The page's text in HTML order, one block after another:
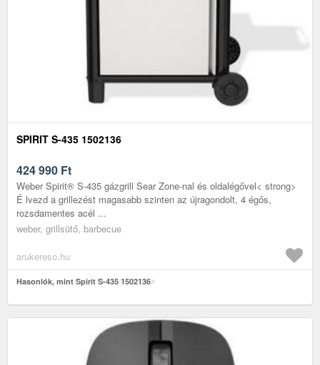
SPIRIT S-435 1502136
424 990 Ft
Weber Spirit® S-435 gázgrill Sear Zone-nal és oldalégővel< strong>
É lvezd a grillezést magasabb szinten az újragondolt, 4 égős,
rozsdamentes acél ...
weber, grillsütő, barbecue
arukereso.hu
Hasonlók, mint Spirit S-435 1502136